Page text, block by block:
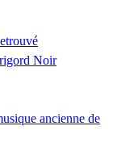
Noir
ancienne de